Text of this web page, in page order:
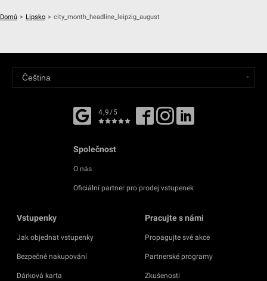
Domů > Lipsko > city_month_headline_leipzig_august
4,9/5
Společnost
O nás
Oficiální partner pro prodej vstupenek
Vstupenky
Jak objednat vstupenky
Bezpečné nakupování
Dárková karta
Pracujte s námi
Propagujte své akce
Partnerské programy
Zkušenosti